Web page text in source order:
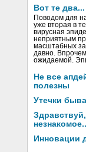
Вот те два...
Поводом для
уже вторая в
вирусная
неприятным
масштабных
давно.
ожидаемой.
Не все
полезны
Утечки
Инновации